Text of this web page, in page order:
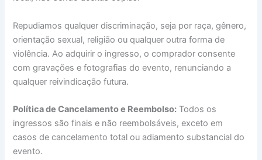
Repudiamos qualquer discriminação, seja por raça, gênero,
orientação sexual, religião ou qualquer outra forma de
violência. Ao adquirir o ingresso, o comprador consente
com gravações e fotografias do evento, renunciando a
qualquer reivindicação futura.
Política de Cancelamento e Reembolso: Todos os
ingressos são finais e não reembolsáveis, exceto em
casos de cancelamento total ou adiamento substancial do
evento.